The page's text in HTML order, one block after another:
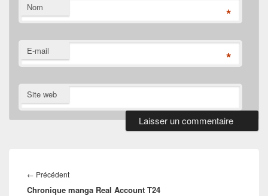
Nom *
E-mail *
Site web
de
l’article
← PrécédentArticle
précédent :
Chronique manga Real Account T24